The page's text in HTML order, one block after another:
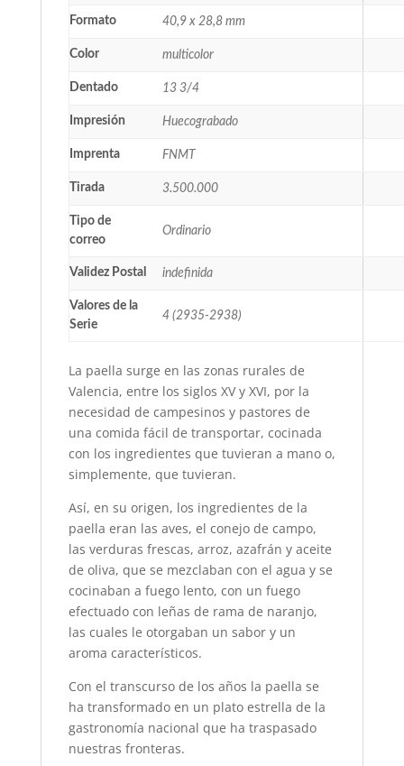
Formato 40,9 x 28,8 mm
Color multicolor
Dentado 13 3/4
Impresión Huecograbado
Imprenta FNMT
Tirada 3.500.000
Tipo de
correo
Ordinario
Validez Postal indefinida
Valores de la
Serie
4 (2935-2938)
La paella surge en las zonas rurales de
Valencia, entre los siglos XV y XVI, por la
necesidad de campesinos y pastores de
una comida fácil de transportar, cocinada
con los ingredientes que tuvieran a mano o,
simplemente, que tuvieran.
Así, en su origen, los ingredientes de la
paella eran las aves, el conejo de campo,
las verduras frescas, arroz, azafrán y aceite
de oliva, que se mezclaban con el agua y se
cocinaban a fuego lento, con un fuego
efectuado con leñas de rama de naranjo,
las cuales le otorgaban un sabor y un
aroma característicos.
Con el transcurso de los años la paella se
ha transformado en un plato estrella de la
gastronomía nacional que ha traspasado
nuestras fronteras.